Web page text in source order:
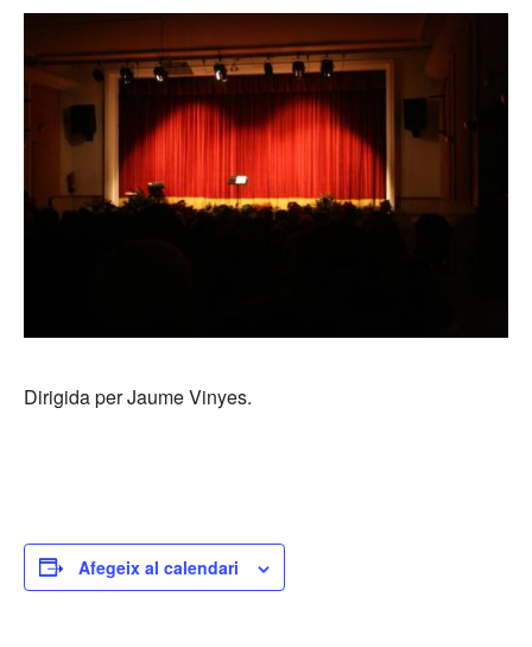
Dirigida per Jaume Vinyes.
Afegeix al calendari